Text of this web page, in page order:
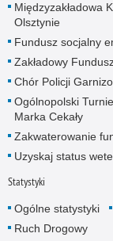
Międzyzakładowa
Olsztynie
Fundusz socjalny
Zakładowy
Chór Policji
Ogólnopolski
Marka Cekały
Zakwaterowanie
Uzyskaj status
Statystyki
Ogólne statystyki
Ruch Drogowy